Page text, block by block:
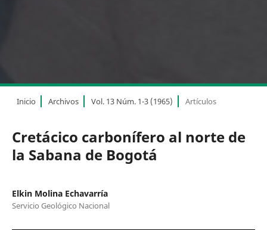
Inicio Archivos Vol. 13 Núm. 1-3 (1965) Artículos
Cretácico carbonífero al norte de
la Sabana de Bogotá
Elkin Molina Echavarría
Servicio Geológico Nacional